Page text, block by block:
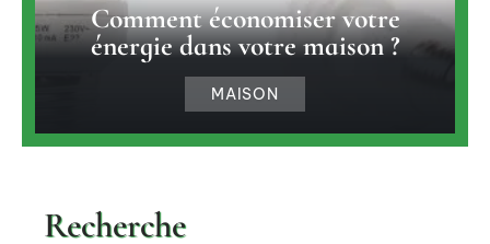
Comment économiser votre
énergie dans votre maison ?
MAISON
Recherche